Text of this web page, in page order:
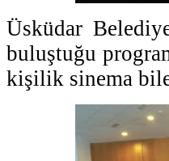
Üsküdar
buluştuğu
kişilik sinema